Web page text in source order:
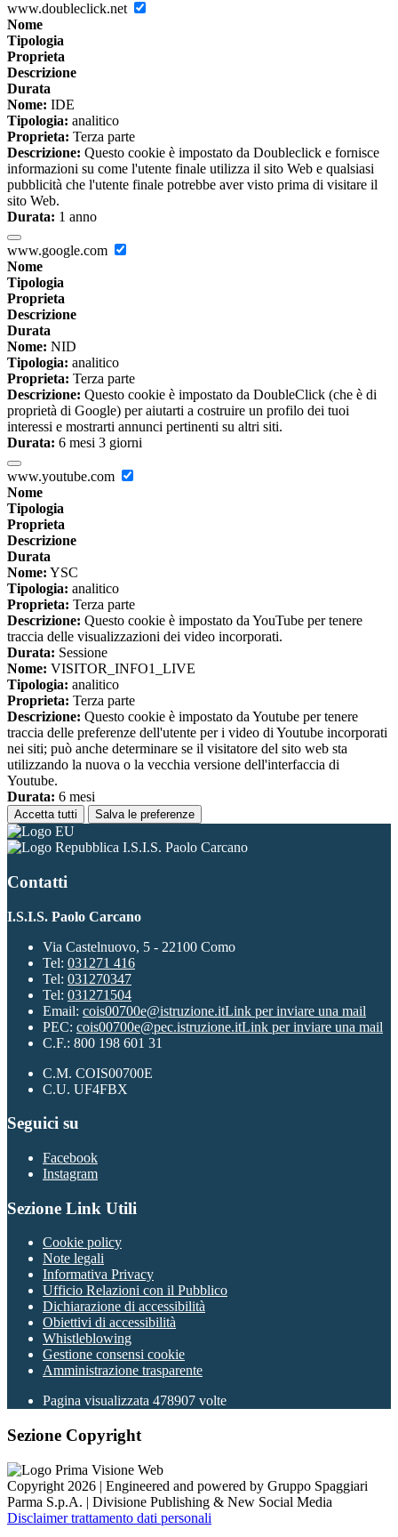
www.doubleclick.net
Nome
Tipologia
Proprieta
Descrizione
Durata
Nome: IDE
Tipologia: analitico
Proprieta: Terza parte
Descrizione: Questo cookie è impostato da Doubleclick e fornisce
informazioni su come l'utente finale utilizza il sito Web e qualsiasi
pubblicità che l'utente finale potrebbe aver visto prima di visitare il
sito Web.
Durata: 1 anno
www.google.com
Nome
Tipologia
Proprieta
Descrizione
Durata
Nome: NID
Tipologia: analitico
Proprieta: Terza parte
Descrizione: Questo cookie è impostato da DoubleClick (che è di
proprietà di Google) per aiutarti a costruire un profilo dei tuoi
interessi e mostrarti annunci pertinenti su altri siti.
Durata: 6 mesi 3 giorni
www.youtube.com
Nome
Tipologia
Proprieta
Descrizione
Durata
Nome: YSC
Tipologia: analitico
Proprieta: Terza parte
Descrizione: Questo cookie è impostato da YouTube per tenere
traccia delle visualizzazioni dei video incorporati.
Durata: Sessione
Nome: VISITOR_INFO1_LIVE
Tipologia: analitico
Proprieta: Terza parte
Descrizione: Questo cookie è impostato da Youtube per tenere
traccia delle preferenze dell'utente per i video di Youtube incorporati
nei siti; può anche determinare se il visitatore del sito web sta
utilizzando la nuova o la vecchia versione dell'interfaccia di
Youtube.
Durata: 6 mesi
Accetta tutti Salva le preferenze
I.S.I.S. Paolo Carcano
Contatti
I.S.I.S. Paolo Carcano
Via Castelnuovo, 5 - 22100 Como
Tel: 031271 416
Tel: 031270347
Tel: 031271504
Email: cois00700e@istruzione.itLink per inviare una mail
PEC: cois00700e@pec.istruzione.itLink per inviare una mail
C.F.: 800 198 601 31
C.M. COIS00700E
C.U. UF4FBX
Seguici su
Facebook
Instagram
Sezione Link Utili
Cookie policy
Note legali
Informativa Privacy
Ufficio Relazioni con il Pubblico
Dichiarazione di accessibilità
Obiettivi di accessibilità
Whistleblowing
Gestione consensi cookie
Amministrazione trasparente
Pagina visualizzata 478907 volte
Sezione Copyright
Copyright 2026 | Engineered and powered by Gruppo Spaggiari
Parma S.p.A. | Divisione Publishing & New Social Media
Disclaimer trattamento dati personali